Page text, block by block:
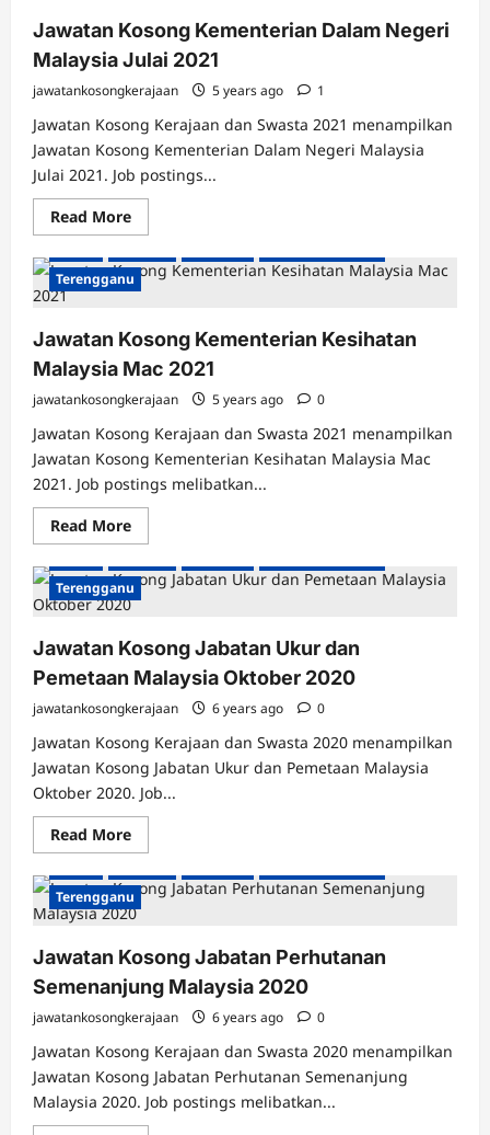
Jawatan Kosong Kementerian Dalam Negeri
Malaysia Julai 2021
jawatankosongkerajaan 5 years ago 1
Jawatan Kosong Kerajaan dan Swasta 2021 menampilkan
Jawatan Kosong Kementerian Dalam Negeri Malaysia
Julai 2021. Job postings...
Read MoreRead
more
Jawatan
Kosong
Kementerian
Malaysia
Julai
2021
Jawatan Kosong Kerajaan Johor Kedah
Kelantan
Kuala Lumpur
Labuan
Pahang
Perak
Terengganu
Jawatan Kosong Kementerian Kesihatan
Malaysia Mac 2021
jawatankosongkerajaan 5 years ago 0
Jawatan Kosong Kerajaan dan Swasta 2021 menampilkan
Jawatan Kosong Kementerian Kesihatan Malaysia Mac
2021. Job postings melibatkan...
Read MoreRead
more
Jawatan
Kosong
Kementerian
Mac
2021
Jawatan Kosong Kerajaan Johor Kedah
Kelantan
Kuala Lumpur
Pahang
Perak
Terengganu
Jawatan Kosong Jabatan Ukur dan
Pemetaan Malaysia Oktober 2020
jawatankosongkerajaan 6 years ago 0
Jawatan Kosong Kerajaan dan Swasta 2020 menampilkan
Jawatan Kosong Jabatan Ukur dan Pemetaan Malaysia
Oktober 2020. Job...
Read MoreRead
more
Jawatan
Kosong
Jabatan
Ukur
Pemetaan
Malaysia
Oktober
2020
Jawatan Kosong Kerajaan Johor Kedah
Kelantan
Kuala Lumpur
Pahang
Perak
Terengganu
Jawatan Kosong Jabatan Perhutanan
Semenanjung Malaysia 2020
jawatankosongkerajaan 6 years ago 0
Jawatan Kosong Kerajaan dan Swasta 2020 menampilkan
Jawatan Kosong Jabatan Perhutanan Semenanjung
Malaysia 2020. Job postings melibatkan...
Jawatan Kosong Kerajaan Johor Kedah
Kelantan
Kuala Lumpur
Labuan